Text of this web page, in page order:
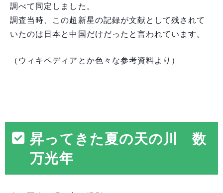
調べて同定しました。
調査当時、この超新星の記録が文献として残されて
いたのは日本と中国だけだったと言われています。
（ウィキペディアとか色々な参考資料より）
昇ってきた夏の天の川 数
万光年